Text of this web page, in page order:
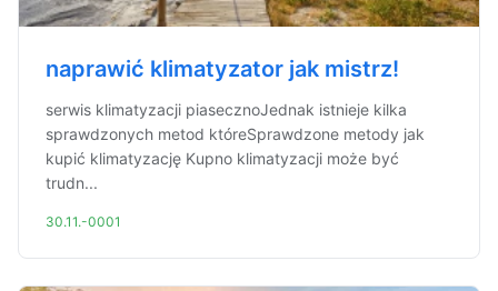
naprawić klimatyzator jak mistrz!
serwis klimatyzacji piasecznoJednak istnieje kilka
sprawdzonych metod któreSprawdzone metody jak
kupić klimatyzację Kupno klimatyzacji może być
trudn...
30.11.-0001